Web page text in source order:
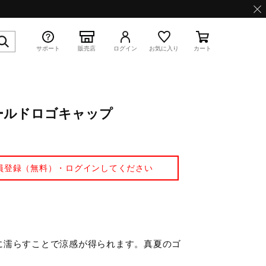
サポート 販売店 ログイン お気に入り カート
ドロゴキャップ
登録（無料）・ログインしてください
らすことで涼感が得られます。真夏のゴ